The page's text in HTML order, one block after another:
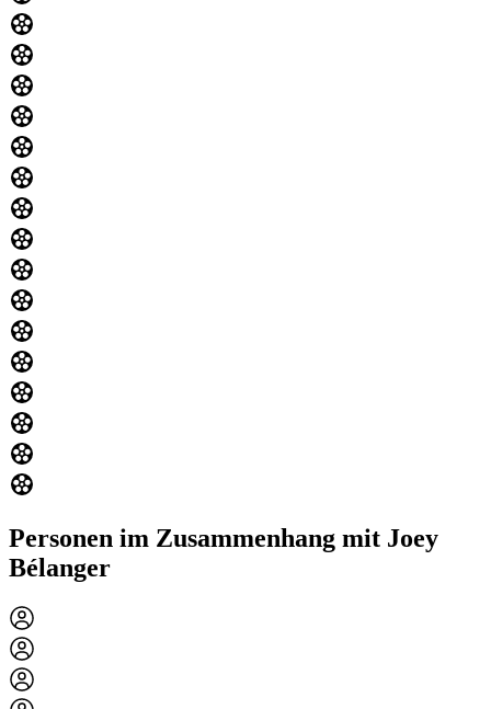
Personen im Zusammenhang mit Joey
Bélanger